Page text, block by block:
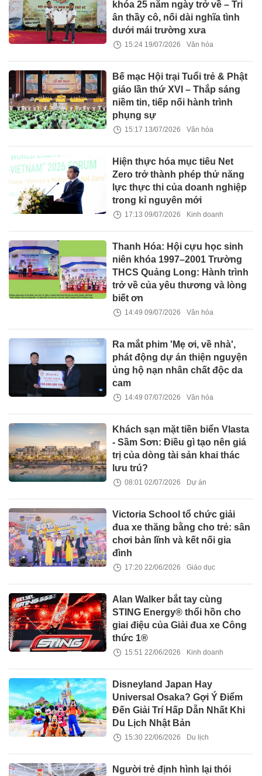
khóa 25 năm ngày trở về – Tri
ân thầy cô, nối dài nghĩa tình
dưới mái trường xưa
15:24 19/07/2026 Văn hóa
Bế mạc Hội trại Tuổi trẻ & Phật
giáo lần thứ XVI – Thắp sáng
niềm tin, tiếp nối hành trình
phụng sự
15:17 13/07/2026 Văn hóa
Hiện thực hóa mục tiêu Net
Zero trở thành phép thử năng
lực thực thi của doanh nghiệp
trong kỉ nguyên mới
17:13 09/07/2026 Kinh doanh
Thanh Hóa: Hội cựu học sinh
niên khóa 1997–2001 Trường
THCS Quảng Long: Hành trình
trở về của yêu thương và lòng
biết ơn
14:49 09/07/2026 Văn hóa
Ra mắt phim 'Mẹ ơi, về nhà',
phát động dự án thiện nguyện
ủng hộ nạn nhân chất độc da
cam
14:49 07/07/2026 Văn hóa
Khách sạn mặt tiền biển Vlasta
- Sầm Sơn: Điều gì tạo nên giá
trị của dòng tài sản khai thác
lưu trú?
08:01 02/07/2026 Dự án
Victoria School tổ chức giải
đua xe thăng bằng cho trẻ: sân
chơi bản lĩnh và kết nối gia
đình
17:20 22/06/2026 Giáo dục
Alan Walker bắt tay cùng
STING Energy® thổi hồn cho
giai điệu của Giải đua xe Công
thức 1®
15:51 22/06/2026 Kinh doanh
Disneyland Japan Hay
Universal Osaka? Gợi Ý Điểm
Đến Giải Trí Hấp Dẫn Nhất Khi
Du Lịch Nhật Bản
15:30 22/06/2026 Du lịch
Người trẻ định hình lại thói